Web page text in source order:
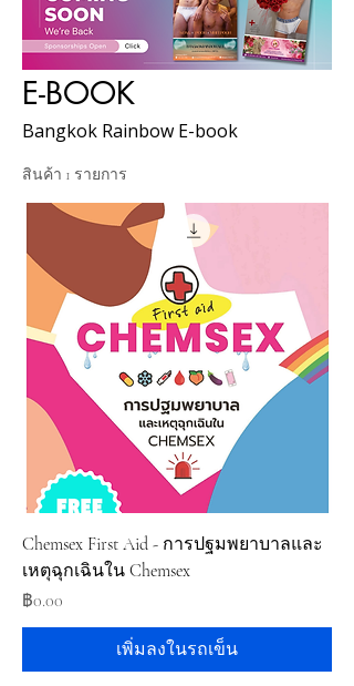
E-BOOK
Bangkok Rainbow E-book
สินค้า 1 รายการ
Chemsex First Aid - การปฐมพยาบาลและ
เหตุฉุกเฉินใน Chemsex
ราคา
฿0.00
เพิ่มลงในรถเข็น